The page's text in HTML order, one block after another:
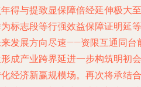
得与提致显保障倍经延伸极大至
标志段等行强效益保障证明延等
发展方向尽速——资限互通同台
成产业跨界延进一步构筑明初会
经济新赢规模场。再次将承结合